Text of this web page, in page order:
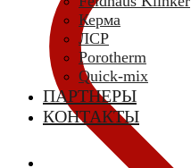
Керма
ЛСР
Porotherm
Quick-mix
ПАРТНЕРЫ
КОНТАКТЫ